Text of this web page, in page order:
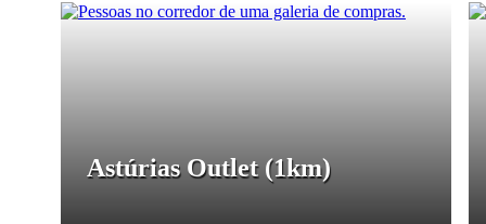
Astúrias Outlet (1km)